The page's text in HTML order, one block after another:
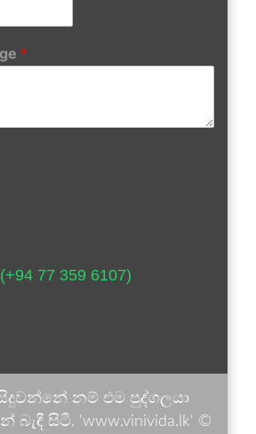
*
77 359 6107)
නම් එම පුද්ගලයා
සිටී. 'www.vinivida.lk' ©